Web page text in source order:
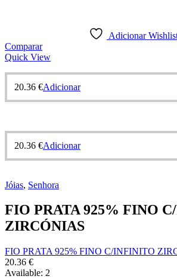
Adicionar
Comparar
Quick View
20.36 €Adicionar
20.36 €Adicionar
Jóias, Senhora
FIO PRATA 925% FINO
ZIRCÓNIAS
FIO PRATA 925% FINO C/INFINITO
20.36 €
Available: 2